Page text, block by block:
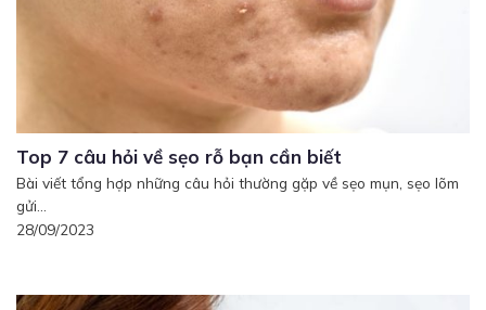
Top 7 câu hỏi về sẹo rỗ bạn cần biết
Bài viết tổng hợp những câu hỏi thường gặp về sẹo mụn, sẹo lõm
gửi...
28/09/2023